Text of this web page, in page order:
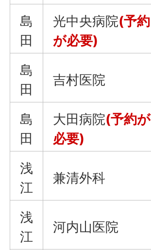
島
田
光中央病院(予約
が必要)
島
田
吉村医院
島
田
大田病院(予約が
必要)
浅
江
兼清外科
浅
江
河内山医院